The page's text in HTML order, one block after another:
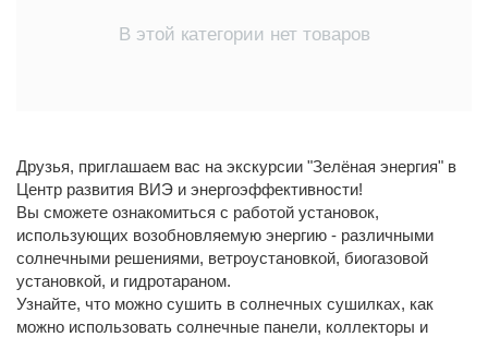
Друзья, приглашаем вас на экскурсии "Зелёная энергия" в
Центр развития ВИЭ и энергоэффективности!
Вы сможете ознакомиться с работой установок,
использующих возобновляемую энергию - различными
солнечными решениями, ветроустановкой, биогазовой
установкой, и гидротараном.
Узнайте, что можно сушить в солнечных сушилках, как
можно использовать солнечные панели, коллекторы и
В этой категории нет товаров